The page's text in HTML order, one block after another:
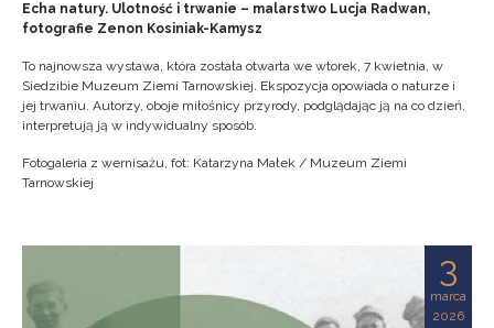
Echa natury. Ulotność i trwanie – malarstwo Lucja Radwan,
fotografie Zenon Kosiniak-Kamysz
To najnowsza wystawa, która została otwarta we wtorek, 7 kwietnia, w
Siedzibie Muzeum Ziemi Tarnowskiej. Ekspozycja opowiada o naturze i
jej trwaniu. Autorzy, oboje miłośnicy przyrody, podglądając ją na co dzień,
interpretują ją w indywidualny sposób.
Fotogaleria z wernisażu, fot: Katarzyna Małek / Muzeum Ziemi
Tarnowskiej
3
marca
2026